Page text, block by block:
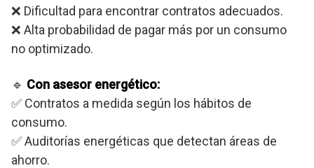
❌ Dificultad para encontrar contratos adecuados.
❌ Alta probabilidad de pagar más por un consumo
no optimizado.
🔹 Con asesor energético:
✅ Contratos a medida según los hábitos de
consumo.
✅ Auditorías energéticas que detectan áreas de
ahorro.